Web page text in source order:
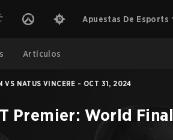
Apuestas De Esports
Artículos
VS NATUS VINCERE - OCT 31, 2024
Premier: World Final